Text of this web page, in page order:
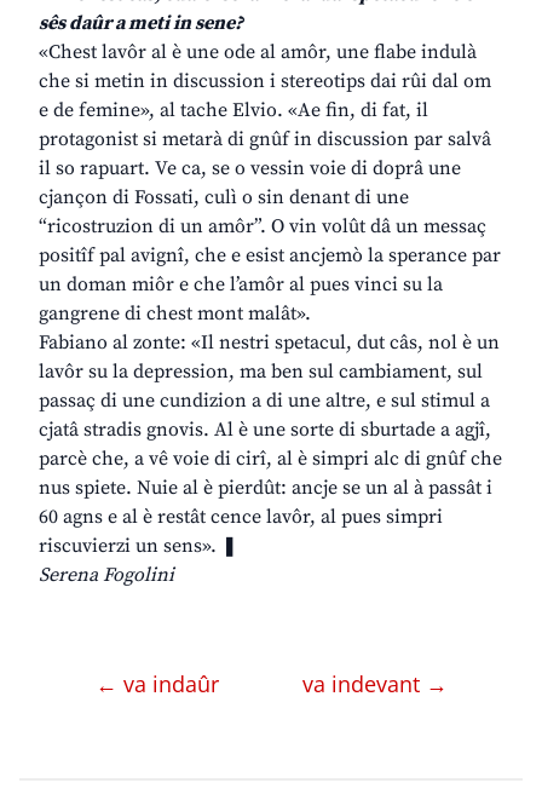
sês daûr a meti in sene?
«Chest lavôr al è une ode al amôr, une flabe indulà
che si metin in discussion i stereotips dai rûi dal om
e de femine», al tache Elvio. «Ae fin, di fat, il
protagonist si metarà di gnûf in discussion par salvâ
il so rapuart. Ve ca, se o vessin voie di doprâ une
cjançon di Fossati, culì o sin denant di une
“ricostruzion di un amôr”. O vin volût dâ un messaç
positîf pal avignî, che e esist ancjemò la sperance par
un doman miôr e che l’amôr al pues vinci su la
gangrene di chest mont malât».
Fabiano al zonte: «Il nestri spetacul, dut câs, nol è un
lavôr su la depression, ma ben sul cambiament, sul
passaç di une cundizion a di une altre, e sul stimul a
cjatâ stradis gnovis. Al è une sorte di sburtade a agjî,
parcè che, a vê voie di cirî, al è simpri alc di gnûf che
nus spiete. Nuie al è pierdût: ancje se un al à passât i
60 agns e al è restât cence lavôr, al pues simpri
riscuvierzi un sens». ❚
Serena Fogolini
← va indaûr va indevant →